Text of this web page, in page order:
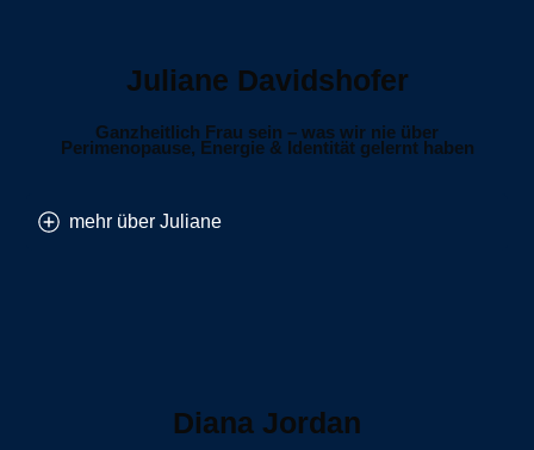
Juliane Davidshofer
Ganzheitlich Frau sein – was wir nie über
Perimenopause, Energie & Identität gelernt haben
mehr über Juliane
Diana Jordan